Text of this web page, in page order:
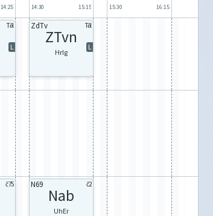
14:25 14:30 15:15 15:30 16:15
Těl
L
ZdTv Těl
ZTvn
L
HrIg
č75 N69 č2
Nab
UhEr